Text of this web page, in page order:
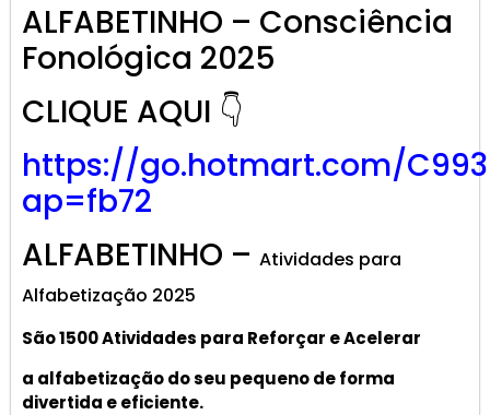
ALFABETINHO – Consciência
Fonológica 2025
CLIQUE AQUI 👇
https://go.hotmart.com/
ap=fb72
ALFABETINHO – Atividades para
Alfabetização 2025
São 1500 Atividades para Reforçar e Acelerar
a alfabetizaçãodo seu pequeno de forma
divertida e eficiente.